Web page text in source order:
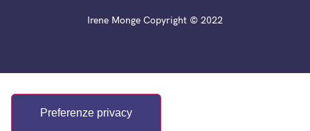
Irene Monge Copyright © 2022